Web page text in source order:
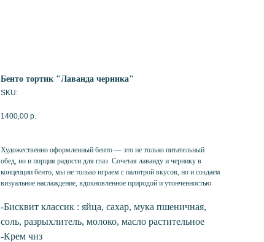
Бенто тортик "Лаванда черника"
SKU:
1400,00 р.
Художественно оформленный бенто — это не только питательный
обед, но и порция радости для глаз. Сочетая лаванду и чернику в
концепции бенто, мы не только играем с палитрой вкусов, но и создаем
визуальное наслаждение, вдохновленное природой и утонченностью
-Бисквит классик : яйца, сахар, мука пшеничная,
соль, разрыхлитель, молоко, масло растительное
-Крем чиз